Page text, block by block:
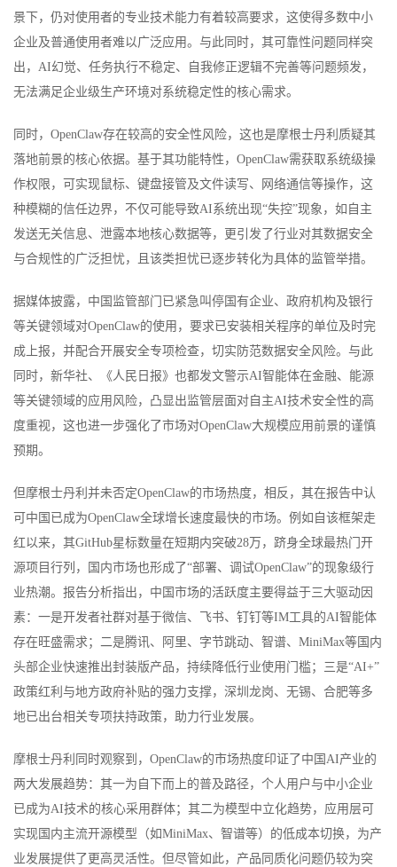
景下，仍对使用者的专业技术能力有着较高要求，这使得多数中小
企业及普通使用者难以广泛应用。与此同时，其可靠性问题同样突
出，AI幻觉、任务执行不稳定、自我修正逻辑不完善等问题频发，
无法满足企业级生产环境对系统稳定性的核心需求。
同时，OpenClaw存在较高的安全性风险，这也是摩根士丹利质疑其
落地前景的核心依据。基于其功能特性，OpenClaw需获取系统级操
作权限，可实现鼠标、键盘接管及文件读写、网络通信等操作，这
种模糊的信任边界，不仅可能导致AI系统出现“失控”现象，如自主
发送无关信息、泄露本地核心数据等，更引发了行业对其数据安全
与合规性的广泛担忧，且该类担忧已逐步转化为具体的监管举措。
据媒体披露，中国监管部门已紧急叫停国有企业、政府机构及银行
等关键领域对OpenClaw的使用，要求已安装相关程序的单位及时完
成上报，并配合开展安全专项检查，切实防范数据安全风险。与此
同时，新华社、《人民日报》也都发文警示AI智能体在金融、能源
等关键领域的应用风险，凸显出监管层面对自主AI技术安全性的高
度重视，这也进一步强化了市场对OpenClaw大规模应用前景的谨慎
预期。
但摩根士丹利并未否定OpenClaw的市场热度，相反，其在报告中认
可中国已成为OpenClaw全球增长速度最快的市场。例如自该框架走
红以来，其GitHub星标数量在短期内突破28万，跻身全球最热门开
源项目行列，国内市场也形成了“部署、调试OpenClaw”的现象级行
业热潮。报告分析指出，中国市场的活跃度主要得益于三大驱动因
素：一是开发者社群对基于微信、飞书、钉钉等IM工具的AI智能体
存在旺盛需求；二是腾讯、阿里、字节跳动、智谱、MiniMax等国内
头部企业快速推出封装版产品，持续降低行业使用门槛；三是“AI+”
政策红利与地方政府补贴的强力支撑，深圳龙岗、无锡、合肥等多
地已出台相关专项扶持政策，助力行业发展。
摩根士丹利同时观察到，OpenClaw的市场热度印证了中国AI产业的
两大发展趋势：其一为自下而上的普及路径，个人用户与中小企业
已成为AI技术的核心采用群体；其二为模型中立化趋势，应用层可
实现国内主流开源模型（如MiniMax、智谱等）的低成本切换，为产
业发展提供了更高灵活性。但尽管如此，产品同质化问题仍较为突